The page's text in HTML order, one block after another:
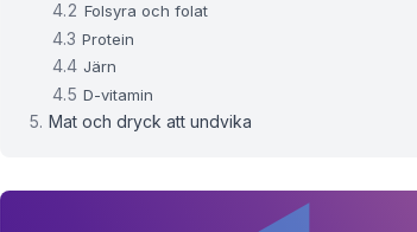
165.9 - 167.9 lbs
Folsyra och folat
Protein
Järn
D-vitamin
Mat och dryck att undvika